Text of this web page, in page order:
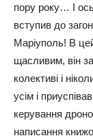
пору року… І
вступив до
Маріуполь! В
щасливим, він
колективі і
усім і
керування
написання